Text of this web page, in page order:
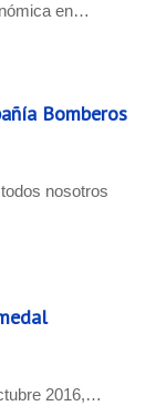
en…
Bomberos
nosotros
2016,…